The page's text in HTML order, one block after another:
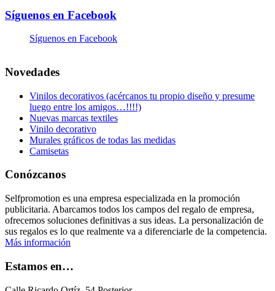
Síguenos en Facebook
Síguenos en Facebook
Novedades
Vinilos decorativos (acércanos tu propio diseño y presume
luego entre los amigos…!!!!)
Nuevas marcas textiles
Vinilo decorativo
Murales gráficos de todas las medidas
Camisetas
Conózcanos
Selfpromotion es una empresa especializada en la promoción
publicitaria. Abarcamos todos los campos del regalo de empresa,
ofrecemos soluciones definitivas a sus ideas. La personalización de
sus regalos es lo que realmente va a diferenciarle de la competencia.
Más información
Estamos en…